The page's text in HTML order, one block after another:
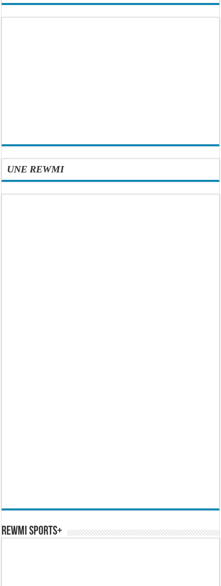
UNE REWMI
REWMI SPORTS+